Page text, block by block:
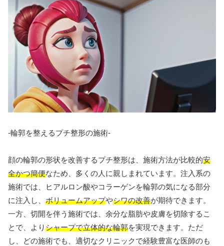
-輪郭を整えるプチ整形の施術-
顔の輪郭の形状を改善するプチ整形は、施術方法が比較的安
全かつ簡便なため、多くの人に親しまれています。注入系の
施術では、ヒアルロン酸やコラーゲンを輪郭の気になる部分
に注入し、 ボリュームアップやシワの改善が期待できます。
一方、切開を伴う施術では、余分な脂肪や皮膚を切除するこ
とで、よりシャープで立体的な輪郭を実現できます。ただ
し、どの施術でも、適切なクリニックで経験豊富な医師のも